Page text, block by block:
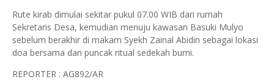
Rute kirab dimulai sekitar pukul 07.00 WIB dari rumah
Sekretaris Desa, kemudian menuju kawasan Basuki Mulyo
sebelum berakhir di makam Syekh Zainal Abidin sebagai lokasi
doa bersama dan puncak ritual sedekah bumi.
REPORTER : AG892/AR